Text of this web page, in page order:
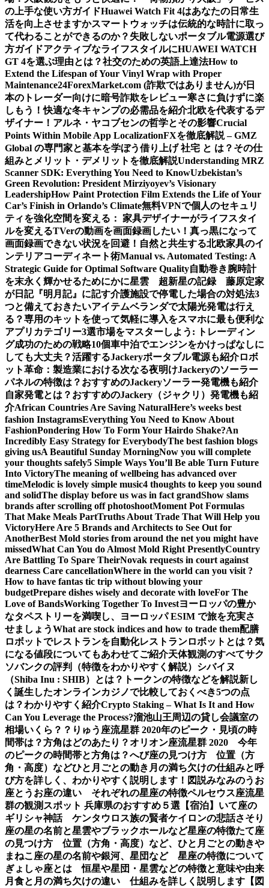
の上手な使い方ガイドHuawei Watch Fit 4はあなたの日常生
活を向上させますかスマートウォッチは伝統的な時計に取っ
て代わることができるのか？ 失敗しないポータブル電源選び
方ガイドアクティブなライフスタイルにHUAWEI WATCH
GT 4を選ぶ理由とは？社交のための英語上達法How to
Extend the Lifespan of Your Vinyl Wrap with Proper
Maintenance24ForexMarket.com (詐欺ではありません)が日
本のトレーダー向けに暗号詐欺をレビュー寒さに負けずに楽
しもう！快適な冬キャンプの必需品を紹介北欧を代表するデ
ザイナー！アルネ・ヤコブセンの哲学とその影響Crucial
Points Within Mobile App LocalizationFXを徹底解説 – GMZ
Global の専門家と基本を学ぼう借り上げ 社宅 と は？その仕
組みとメリット・デメリットを徹底解説Understanding MRZ
Scanner SDK: Everything You Need to KnowUzbekistan’s
Green Revolution: President Mirziyoyev’s Visionary
LeadershipHow Paint Protection Film Extends the Life of Your
Car’s Finish in Orlando’s Climate無料VPNで個人のセキュリ
ティを強化空間を変える： 家具デザイナーがライフスタイ
ルを変えるTVerの動画を画面録画したい！真っ黒になって
画面録画できない状況を回避！ 自然と共生する北欧家具のイ
ンテリアコーディネート術Manual vs. Automated Testing: A
Strategic Guide for Optimal Software Quality自動巻き腕時計
を末永く輝かせるためにかに星雲 超新星の記録 藤原定家
が日記『明月記』に記す介護施設で停電した場合の対処法3
つと備えておきたいアイテムベランダで太陽光発電は行え
る？専用のキットを使って気軽に導入をスマホに最も便利な
アプリカテゴリー3選市場をマスターしよう: トレーディン
グ成功のための戦略10個車中泊でエンジンをかけっぱなしに
しても大丈夫？活躍するJackeryポータブル電源も紹介ロボ
ット革命：製造業における次なる夜明けJackeryのソーラー
パネルの特徴は？おすすめのJackeryソーラー発電機も紹介
自家発電とは？おすすめのJackery（ジャクリ）発電機も紹
介African Countries Are Saving NaturalHere’s weeks best
fashion InstagramsEverything You Need to Know About
FashionPondering How To Form Your Hairdo Shake?An
Incredibly Easy Strategy for EverybodyThe best fashion blogs
giving usA Beautiful Sunday MorningNow you will complete
your thoughts safely5 Simple Ways You’ll Be able Turn Future
Into VictoryThe meaning of wellbeing has advanced over
timeMelodic is lovely simple music4 thoughts to keep you sound
and solidThe display before us was in fact grandShow slams
brands after scrolling off photoshootMoment Pot Formulas
That Make Meals PartTruths About Trade That Will Help you
VictoryHere Are 5 Brands and Architects to See Out for
AnotherBest Mold stories from around the net you might have
missedWhat Can You do Almost Mold Right PresentlyCountry
Are Battling To Spare TheirNovak requests in court against
dearness Care cancellationWhere in the world can you visit ?
How to have fantas tic trip without blowing your
budgetPrepare dishes wisely and decorate with loveFor The
Love of BandsWorking Together To Investヨーロッパの豊か
なタペストリーを満喫し、ヨーロッパ ESIM で旅を充実さ
せましょうWhat are stock indices and how to trade them配膳
ロボットでレストランを自動化レストランロボットとは？気
になる値段についてもあわせてご紹介天体観測のすべてサク
ソバンクの評判（特徴をわかりやすく解説） シバイヌ
（Shiba Inu : SHIB）とは？トークンの特徴などを解説新し
く誕生したオンラインカジノで比較しておくべき5つの点
は？わかりやすく紹介Crypto Staking – What Is It and How
Can You Leverage the Process?溜池山王周辺の貸し会議室の
相場いくら？？ りゅう座流星群 2020年のピーク・見頃の時
間帯は？方角はどのあたり？オリオン座流星群 2020 今年
のピークの時間帯と方角は？へび座の見つけ方 位置（方
角・高度）などひと月ごとの動き 月の満ち欠けの仕組みと呼
び方を詳しく、わかりやすく説明します！図説みなみのうお
座とうお座の違い それぞれの星座の特徴ペルセウス座流星
群の観測スポット 兵庫県のおすすめ５選【宿泊】 いて座の
ギリシャ神話 ケンタウロス族の賢者ケイロンの悲話さそり
座の星の名前と星雲やブラックホールなど星座の特徴たて座
の見つけ方 位置（方角・高度）など、ひと月ごとの動きや
まねこ座の星の名前や銀河、星団など 星座の特徴について
ぎょしゃ座とは 恒星や星団・星雲などの特徴と意味や由来
月食と月の満ち欠けの違い 仕組みを詳しく説明します【図